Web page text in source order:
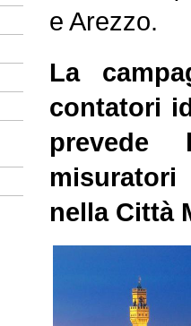
e Arezzo.
La
contatori
prevede
nella Città